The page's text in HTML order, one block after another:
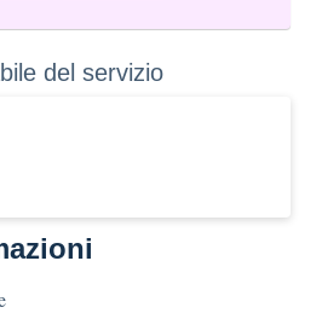
del servizio